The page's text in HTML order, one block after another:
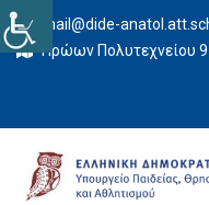
mail@dide-
Ηρώων Πολυτεχνείου